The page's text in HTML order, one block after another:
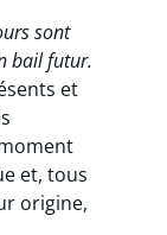
sont
bail futur.
et
et, tous
origine,